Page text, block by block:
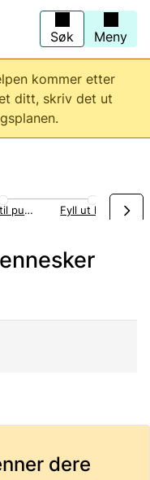
Søk Meny
kommer etter
ditt, skriv det ut
Legg til punkter
dere